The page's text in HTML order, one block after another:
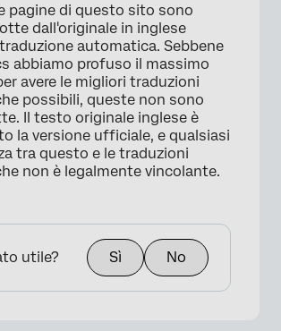
×
pagine di questo sito sono
dall'originale in inglese
automatica. Sebbene
abbiamo profuso il massimo
avere le migliori traduzioni
possibili, queste non sono
Il testo originale inglese è
la versione ufficiale, e qualsiasi
tra questo e le traduzioni
non è legalmente vincolante.
utile? Sì No